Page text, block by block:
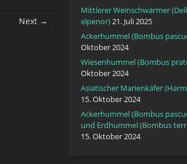
Next →
Mittlerer Weinschwärmer
elpenor)21. Juli 2025
Ackerhummel (Bombus
Oktober 2024
Wiesenhummel (Bombus
Oktober 2024
Asiatischer Marienkäfer
15. Oktober 2024
Ackerhummel (Bombus
und Erdhummel (Bombus
15. Oktober 2024